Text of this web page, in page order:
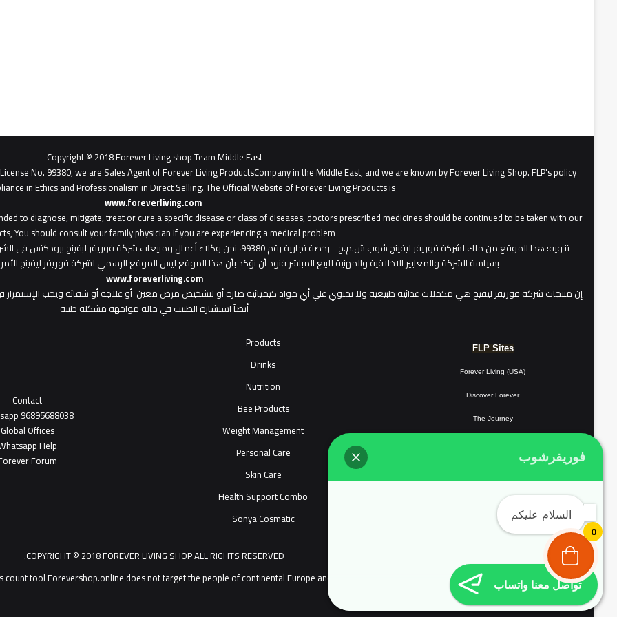
0
Copyright © 2018 Forever Living shop Team Middle East
No. 99380, we are Sales Agent of Forever Living ProductsCompany in the Middle East, and we are known by Forever Living Shop. FLP's policy
in Ethics and Professionalism in Direct Selling. The Official Website of Forever Living Products is
www.foreverliving.com
to diagnose, mitigate, treat or cure a specific disease or class of diseases, doctors prescribed medicines should be continued to be taken with our
You should consult your family physician if you are experiencing a medical problem.
تنـويه
: هذا الموقع من ملك لشركة فوريفر ليفينج شوب ش.م.ح - رخصة تجارية رقم 99380، نحن وكلاء أعمال
بسياسة الشركة والمعايير الاخلاقية والمهنية للبيع المباشر فنود أن نؤكد بأن هذا الموقع ليس الموقع الرسمي لشركة فوريفر ليفينج
www.foreverliving.com
​إن منتجات شركة فوريفر ليفيج هي مكملات غذائية طبيعية ولا تحتوي علي أي مواد كيميائية ضارة أو لتشخيص مرض معين أو علاجه أو شفائه ويجب الإستمرار
أيضاً استشارة الطبيب في حالة مواجهة مشكلة طبية
FLP Sites
Forever Living (USA)
Discover Forever
The Journey
Products
Drinks
Nutrition
Bee Products
Weight Management
Personal Care
Skin Care
Health Support Combo
Sonya Cosmatic
Contact
96895688038
Global Offices
hatsapp Help
Forum
COPYRIGHT © 2018 FOREVER LIVING SHOP ALL RIGHTS RESERVED.
count toolForevershop.online does not target the people of continental Europe and Complyed with EU user consent policy EU Cookie Law يمكنك التحدث مع خدمة عملاء ®Forever Living Products shop 2026
فوريفرشوب
السلام عليكم
تواصل معنا واتساب